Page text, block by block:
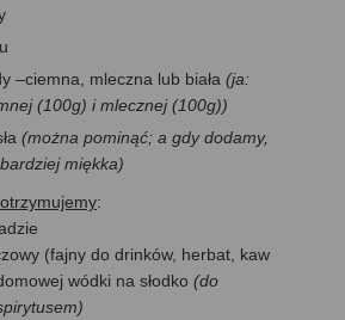
–ciemna, mleczna lub biała (ja:
(100g) i mlecznej (100g))
(można pominąć; a gdy dodamy,
miękka)
:
(fajny do drinków, herbat, kaw
wódki na słodko (do